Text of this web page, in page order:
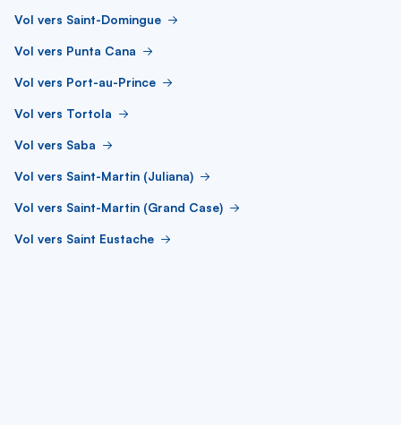
Vol vers Saint-Domingue
Vol vers Punta Cana
Vol vers Port-au-Prince
Vol vers Tortola
Vol vers Saba
Vol vers Saint-Martin (Juliana)
Vol vers Saint-Martin (Grand Case)
Vol vers Saint Eustache